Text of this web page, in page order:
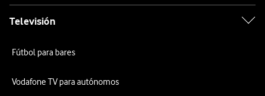
Televisión
Fútbol para bares
Vodafone TV para autónomos